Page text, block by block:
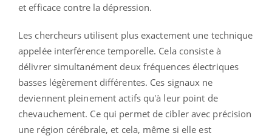
et efficace contre la dépression.
Les chercheurs utilisent plus exactement une technique
appelée interférence temporelle. Cela consiste à
délivrer simultanément deux fréquences électriques
basses légèrement différentes. Ces signaux ne
deviennent pleinement actifs qu'à leur point de
chevauchement. Ce qui permet de cibler avec précision
une région cérébrale, et cela, même si elle est